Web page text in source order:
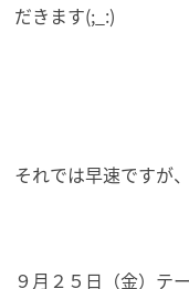
だきます(;_:)
それでは早速ですが
９月２５日（金）テ